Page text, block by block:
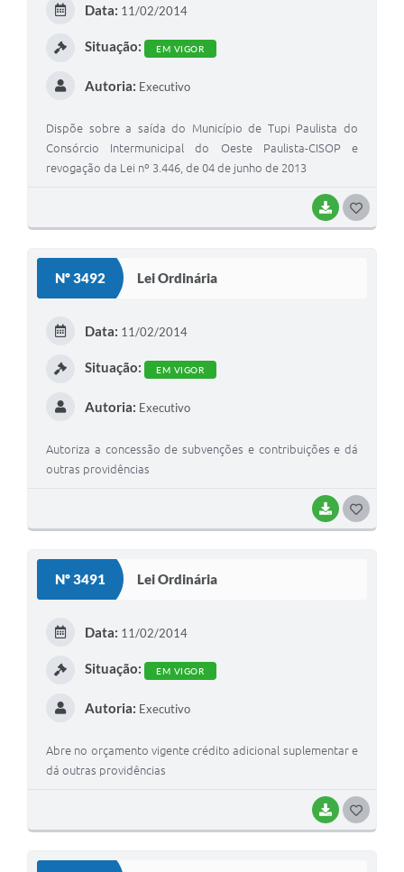
BAIXAR
Data: 11/02/2014
Situação: EM VIGOR
Autoria: Executivo
Dispõe sobre a saída do Município de Tupi Paulista do
Consórcio Intermunicipal do Oeste Paulista-CISOP e
revogação da Lei nº 3.446, de 04 de junho de 2013
Nº 3492 Lei Ordinária
BAIXAR
Data: 11/02/2014
Situação: EM VIGOR
Autoria: Executivo
Autoriza a concessão de subvenções e contribuições e dá
outras providências
Nº 3491 Lei Ordinária
BAIXAR
Data: 11/02/2014
Situação: EM VIGOR
Autoria: Executivo
Abre no orçamento vigente crédito adicional suplementar e
dá outras providências